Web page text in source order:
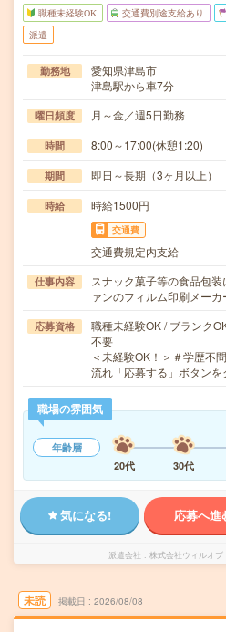
職種未経験OK 交通費別途支給あり
派遣
勤務地
愛知県津島市
津島駅から車7分
曜日頻度 月～金／週5日勤務
時間 8:00～17:00(休憩1:20)
期間 即日～長期（3ヶ月以上）
時給 時給1500円
交通費
交通費規定内支給
仕事内容
スナック菓子等の食品包
ァンのフィルム印刷メー
応募資格
職種未経験OK / ブランク
不要
＜未経験OK！＞＃学歴不
流れ「応募する」ボタン
職場の雰囲気
年齢層
20代
30代
気になる! 応募へ進
派遣会社 株式会社ウィルオ
未読 掲載日 2026/08/08